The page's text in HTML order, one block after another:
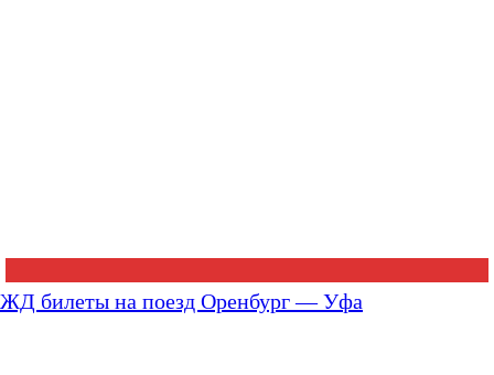
ЖД билеты на поезд Оренбург — Уфа